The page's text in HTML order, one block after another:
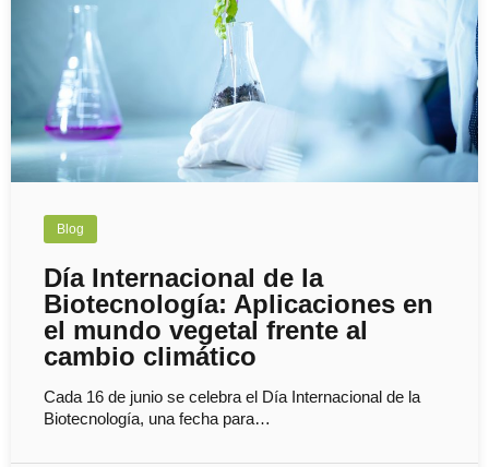
Blog
Día Internacional de la
Biotecnología: Aplicaciones en
el mundo vegetal frente al
cambio climático
Cada 16 de junio se celebra el Día Internacional de la
Biotecnología, una fecha para…